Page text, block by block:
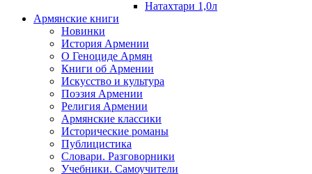
Натахтари 1,0л
Армянские книги
Новинки
История Армении
О Геноциде Армян
Книги об Армении
Иcкусство и культура
Поэзия Армении
Религия Армении
Армянские классики
Исторические романы
Публицистика
Словари. Разговорники
Учебники. Самоучители